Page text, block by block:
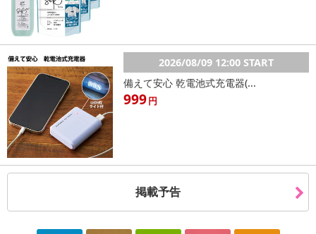
2026/08/09 12:00 START
備えて安心 乾電池式充電器(...
999円
掲載予告